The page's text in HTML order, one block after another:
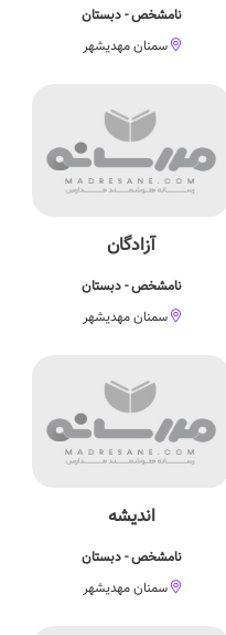
نامشخص - دبستان
سمنان مهدیشهر
آزادگان
نامشخص - دبستان
سمنان مهدیشهر
اندیشه
نامشخص - دبستان
سمنان مهدیشهر